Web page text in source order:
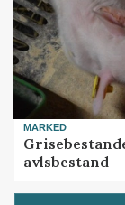
MARKED
avlsbestand